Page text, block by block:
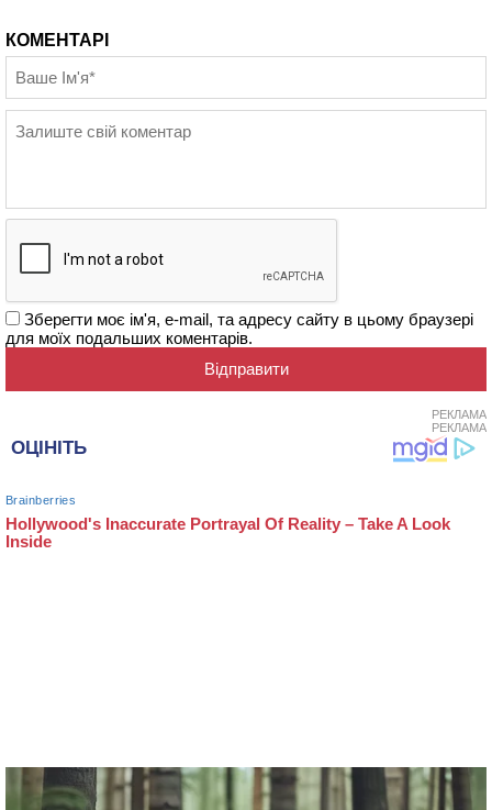
КОМЕНТАРІ
Зберегти моє ім'я, e-mail, та адресу сайту в цьому браузері
для моїх подальших коментарів.
РЕКЛАМА
РЕКЛАМА